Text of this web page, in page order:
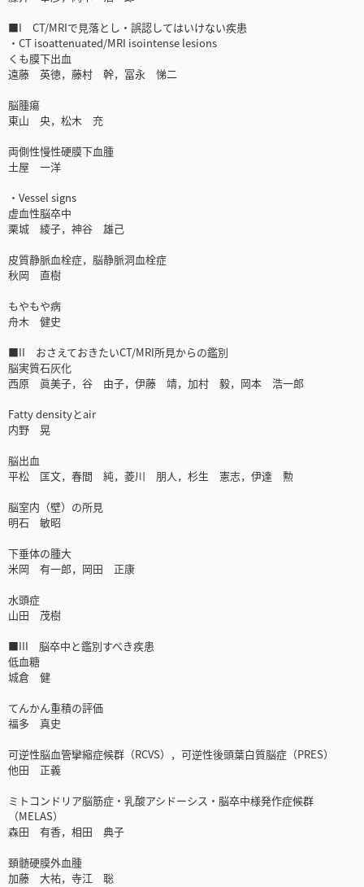
■I CT/MRIで見落とし・誤認してはいけない疾患
・CT isoattenuated/MRI isointense lesions
くも膜下出血
遠藤 英徳，藤村 幹，冨永 悌二
脳腫瘍
東山 央，松木 充
両側性慢性硬膜下血腫
土屋 一洋
・Vessel signs
虚血性脳卒中
栗城 綾子，神谷 雄己
皮質静脈血栓症，脳静脈洞血栓症
秋岡 直樹
もやもや病
舟木 健史
■II おさえておきたいCT/MRI所見からの鑑別
脳実質石灰化
西原 眞美子，谷 由子，伊藤 靖，加村 毅，岡本 浩一郎
Fatty densityとair
内野 晃
脳出血
平松 匡文，春間 純，菱川 朋人，杉生 憲志，伊達 勲
脳室内（壁）の所見
明石 敏昭
下垂体の腫大
米岡 有一郎，岡田 正康
水頭症
山田 茂樹
■III 脳卒中と鑑別すべき疾患
低血糖
城倉 健
てんかん重積の評価
福多 真史
可逆性脳血管攣縮症候群（RCVS），可逆性後頭葉白質脳症（PRES）
他田 正義
ミトコンドリア脳筋症・乳酸アシドーシス・脳卒中様発作症候群
（MELAS）
森田 有香，相田 典子
頚髄硬膜外血腫
加藤 大祐，寺江 聡